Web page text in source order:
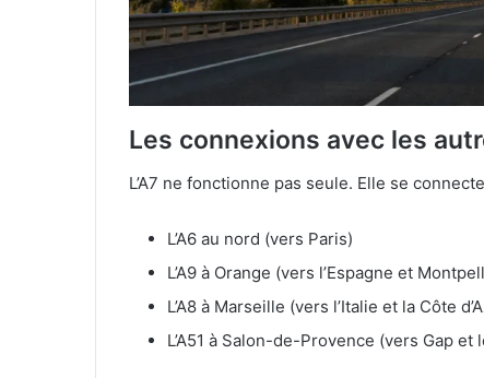
Les connexions avec les
L’A7 ne fonctionne pas seule. Elle se
L’A6 au nord (vers Paris)
L’A9 à Orange (vers l’Espagne et
L’A8 à Marseille (vers l’Italie et la Côte
L’A51 à Salon-de-Provence (vers Gap et